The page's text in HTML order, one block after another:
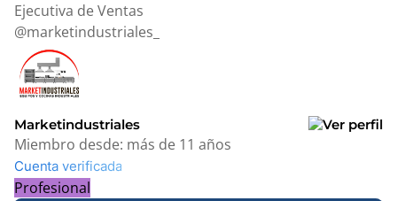
Ejecutiva de Ventas
@marketindustriales_
Marketindustriales
Miembro desde: más de 11 años
Cuenta verificada
Profesional